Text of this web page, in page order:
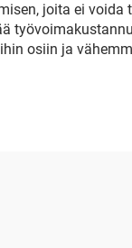
joita ei voida
osiin ja